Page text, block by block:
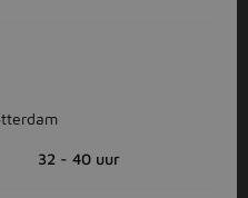
32 - 40 uur